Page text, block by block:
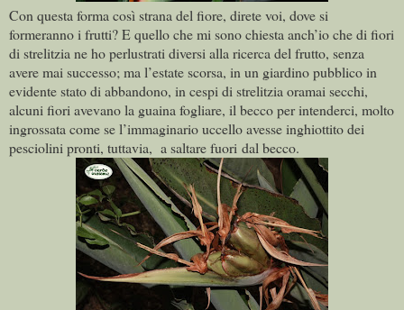
Con questa forma così strana del fiore, direte voi, dove si
formeranno i frutti? E quello che mi sono chiesta anch’io che di fiori
di strelitzia ne ho perlustrati diversi alla ricerca del frutto, senza
avere mai successo; ma l’estate scorsa, in un giardino pubblico in
evidente stato di abbandono, in cespi di strelitzia oramai secchi,
alcuni fiori avevano la guaina fogliare, il becco per intenderci, molto
ingrossata come se l’immaginario uccello avesse inghiottito dei
pesciolini pronti, tuttavia, a saltare fuori dal becco.